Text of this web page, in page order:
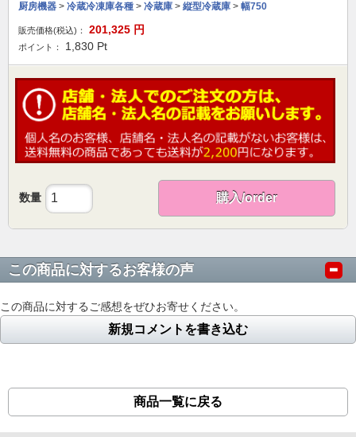
厨房機器 > 冷蔵冷凍庫各種 > 冷蔵庫 > 縦型冷蔵庫 > 幅750
販売価格(税込)： 201,325 円
ポイント： 1,830 Pt
数量 購入/order
この商品に対するお客様の声
この商品に対するご感想をぜひお寄せください。
新規コメントを書き込む
商品一覧に戻る